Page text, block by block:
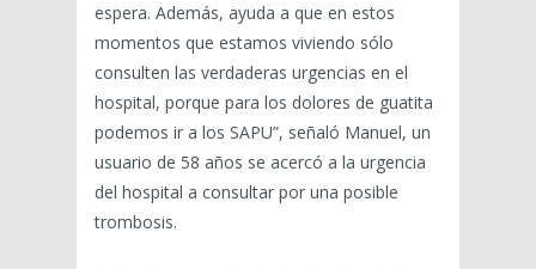
espera. Además, ayuda a que en estos
momentos que estamos viviendo sólo
consulten las verdaderas urgencias en el
hospital, porque para los dolores de guatita
podemos ir a los SAPU”, señaló Manuel, un
usuario de 58 años se acercó a la urgencia
del hospital a consultar por una posible
trombosis.